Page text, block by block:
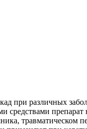
при различных
средствами
травматическом